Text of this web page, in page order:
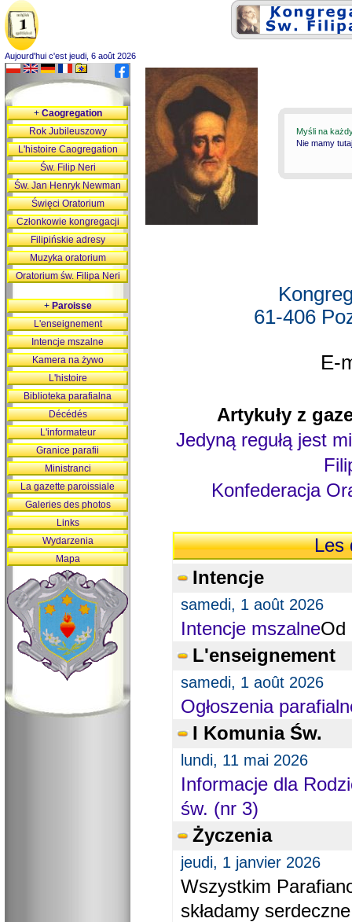
Aujourd'hui c'est jeudi, 6 août 2026
Myśli na
Nie mamy
61-406
E-
Artykuły z
Jedyną regułą jest
Konfederacja
Les
Intencje
samedi, 1 août 2026
Intencje mszalneOd
L'enseignement
samedi, 1 août 2026
Ogłoszenia
I Komunia Św.
lundi, 11 mai 2026
Informacje dla
św. (nr 3)
Życzenia
jeudi, 1 janvier 2026
Wszystkim
składamy
+Caogregation
Rok Jubileuszowy
L'histoire Caogregation
Św. Filip Neri
Św. Jan Henryk Newman
Święci Oratorium
Członkowie kongregacji
Filipińskie adresy
Muzyka oratorium
Oratorium św. Filipa Neri
+Paroisse
L'enseignement
Intencje mszalne
Kamera na żywo
L'histoire
Biblioteka parafialna
Décédés
L'informateur
Granice parafii
Ministranci
La gazette paroissiale
Galeries des photos
Links
Wydarzenia
Mapa